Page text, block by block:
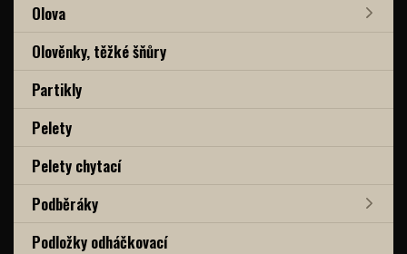
Olova
Olověnky, těžké šňůry
Partikly
Pelety
Pelety chytací
Podběráky
Podložky odháčkovací